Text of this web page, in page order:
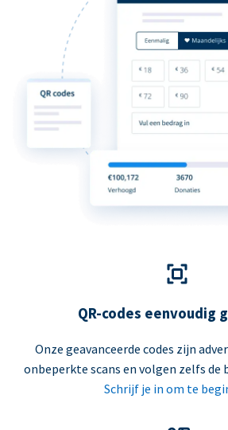
QR-codes eenvoudig
Onze geavanceerde codes zijn
onbeperkte scans en volgen zelfs de
Schrijf je in om te